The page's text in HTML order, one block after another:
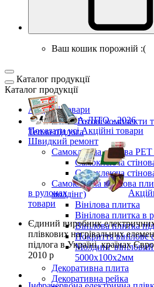
Ваш кошик порожній :(
Каталог продукції
Каталог продукції
Акційні товари
ВЕСНА-ЛІТО - 2026
Показати усі Акційні товари
Швидкий ремонт
Самоклеюча стінова
Самоклеюча
Самоклеюча
Самоклеюча вінілова
молдінг)
Вінілова плитка
Вінілова плитка в
Вінілова плитка
Покриття вінілове
Молдинг
5000х100х2мм
Декоративна плита
Декоративна рейка
Готові комплекти
Тепла підлога
в рулонах
товари
Єдиний виробник
плівкових нагрівальних
підлога в Україні, країнах
2010 р